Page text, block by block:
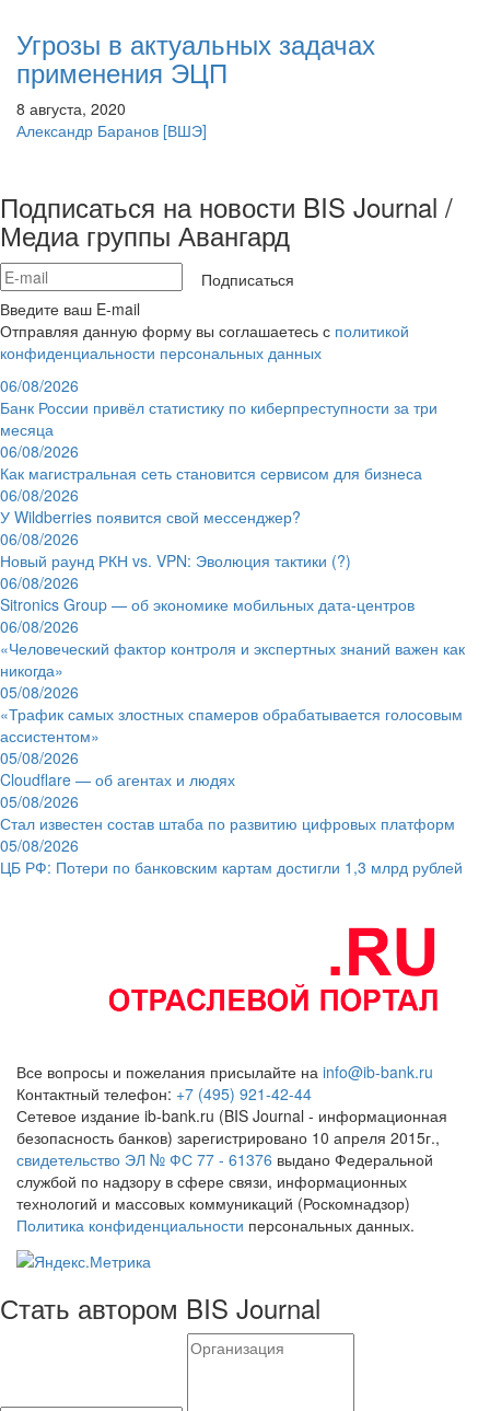
Угрозы в актуальных задачах
применения ЭЦП
8 августа, 2020
Александр Баранов [ВШЭ]
Подписаться на новости BIS Journal /
Медиа группы Авангард
Подписаться
Введите ваш E-mail
Отправляя данную форму вы соглашаетесь с политикой
конфиденциальности персональных данных
06/08/2026
Банк России привёл статистику по киберпреступности за три
месяца
06/08/2026
Как магистральная сеть становится сервисом для бизнеса
06/08/2026
У Wildberries появится свой мессенджер?
06/08/2026
Новый раунд РКН vs. VPN: Эволюция тактики (?)
06/08/2026
Sitronics Group — об экономике мобильных дата-центров
06/08/2026
«Человеческий фактор контроля и экспертных знаний важен как
никогда»
05/08/2026
«Трафик самых злостных спамеров обрабатывается голосовым
ассистентом»
05/08/2026
Cloudflare — об агентах и людях
05/08/2026
Стал известен состав штаба по развитию цифровых платформ
05/08/2026
ЦБ РФ: Потери по банковским картам достигли 1,3 млрд рублей
Все вопросы и пожелания присылайте на info@ib-bank.ru
Контактный телефон: +7 (495) 921-42-44
Сетевое издание ib-bank.ru (BIS Journal - информационная
безопасность банков) зарегистрировано 10 апреля 2015г.,
свидетельство ЭЛ № ФС 77 - 61376 выдано Федеральной
службой по надзору в сфере связи, информационных
технологий и массовых коммуникаций (Роскомнадзор)
Политика конфиденциальности персональных данных.
Стать автором BIS Journal